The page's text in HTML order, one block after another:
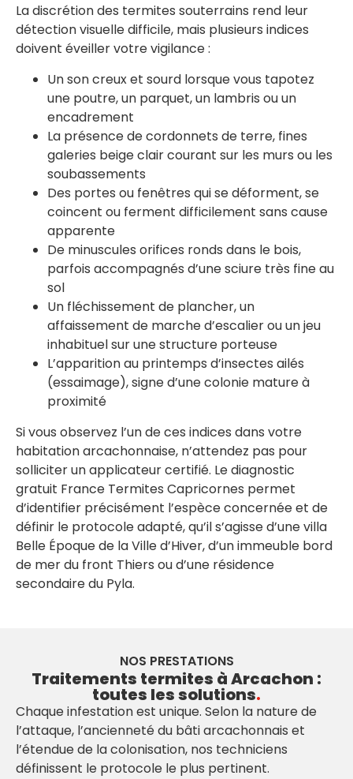
La discrétion des termites souterrains rend leur
détection visuelle difficile, mais plusieurs indices
doivent éveiller votre vigilance :
Un son creux et sourd lorsque vous tapotez
une poutre, un parquet, un lambris ou un
encadrement
La présence de cordonnets de terre, fines
galeries beige clair courant sur les murs ou les
soubassements
Des portes ou fenêtres qui se déforment, se
coincent ou ferment difficilement sans cause
apparente
De minuscules orifices ronds dans le bois,
parfois accompagnés d’une sciure très fine au
sol
Un fléchissement de plancher, un
affaissement de marche d’escalier ou un jeu
inhabituel sur une structure porteuse
L’apparition au printemps d’insectes ailés
(essaimage), signe d’une colonie mature à
proximité
Si vous observez l’un de ces indices dans votre
habitation arcachonnaise, n’attendez pas pour
solliciter un applicateur certifié. Le diagnostic
gratuit France Termites Capricornes permet
d’identifier précisément l’espèce concernée et de
définir le protocole adapté, qu’il s’agisse d’une villa
Belle Époque de la Ville d’Hiver, d’un immeuble bord
de mer du front Thiers ou d’une résidence
secondaire du Pyla.
NOS PRESTATIONS
Traitements termites à Arcachon :
toutes les solutions.
Chaque infestation est unique. Selon la nature de
l’attaque, l’ancienneté du bâti arcachonnais et
l’étendue de la colonisation, nos techniciens
définissent le protocole le plus pertinent.